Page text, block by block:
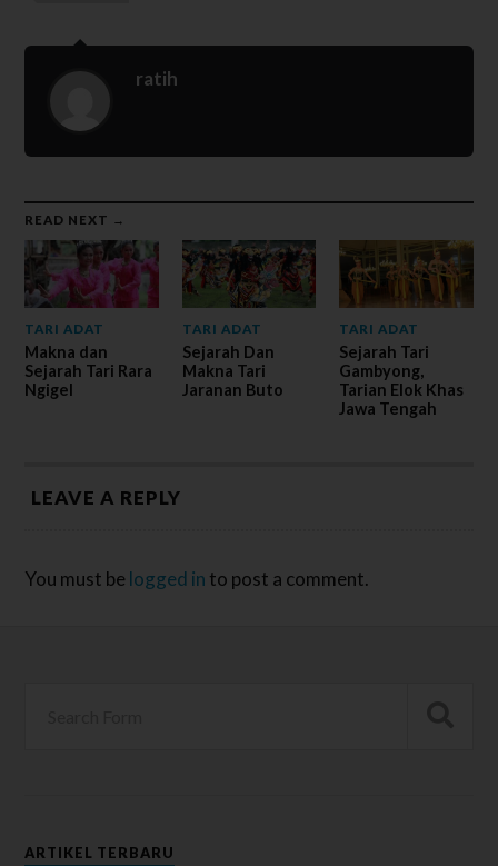
ratih
READ NEXT →
TARI ADAT
Makna dan
Sejarah Tari Rara
Ngigel
TARI ADAT
Sejarah Dan
Makna Tari
Jaranan Buto
TARI ADAT
Sejarah Tari
Gambyong,
Tarian Elok Khas
Jawa Tengah
LEAVE A REPLY
You must be logged in to post a comment.
ARTIKEL TERBARU